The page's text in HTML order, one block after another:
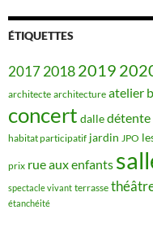
ÉTIQUETTES
201720182019
architecte architecture atelier
concert dalledétente
habitat participatif jardin JPO
prix rue aux enfants
spectacle vivant terrasse
étanchéité